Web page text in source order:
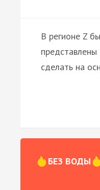
В регионе Z
сделать на
БЕЗ ВОДЫ